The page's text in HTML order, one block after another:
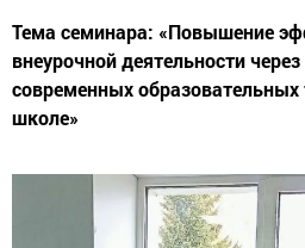
Тема семинара: «Повышение
внеурочной деятельности
современных образовательных
школе»